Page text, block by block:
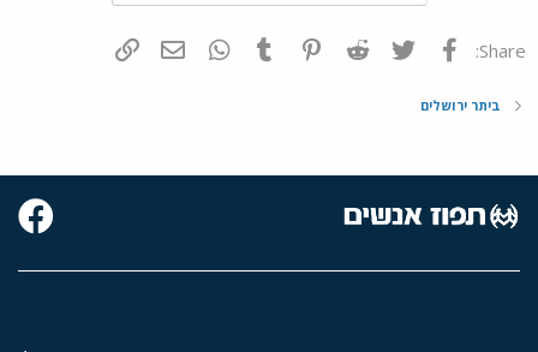
Share: פייסבוק Twitter
Reddit
Pinterest
Tumblr
WhatsAppדואר אלקטרוני
ביתר ירושלים